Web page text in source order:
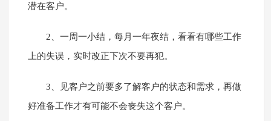
潜在客户。
2、一周一小结，每月一年夜结，看看有哪些工作
上的失误，实时改正下次不要再犯。
3、见客户之前要多了解客户的状态和需求，再做
好准备工作才有可能不会丧失这个客户。